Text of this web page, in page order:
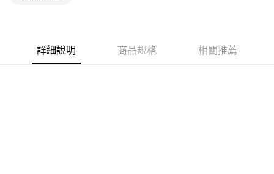
詳細說明 商品規格 相關推薦